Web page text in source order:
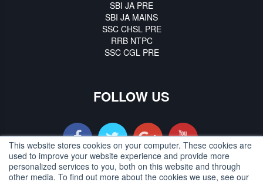
SBI JA PRE
SBI JA MAINS
SSC CHSL PRE
RRB NTPC
SSC CGL PRE
FOLLOW US
This website stores cookies on your computer. These cookies are
used to improve your website experience and provide more
personalized services to you, both on this website and through
other media. To find out more about the cookies we use, see our